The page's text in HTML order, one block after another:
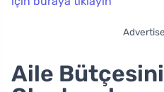
Aile